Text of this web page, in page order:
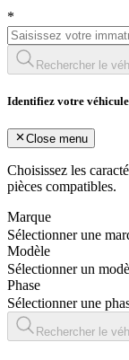
*
Rechercher le
Identifiez votre véhicule
Close menu
Choisissez les
pièces compatibles.
Marque
Sélectionner une
Modèle
Sélectionner un
Phase
Sélectionner une
Rechercher le